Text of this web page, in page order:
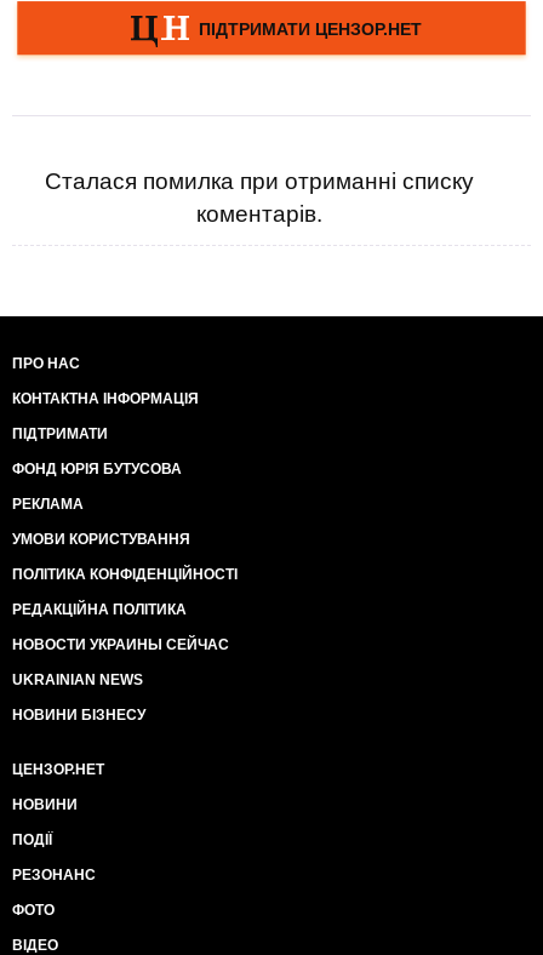
Сталася помилка при отриманні списку
коментарів.
ПРО НАС
КОНТАКТНА ІНФОРМАЦІЯ
ПІДТРИМАТИ
ФОНД ЮРІЯ БУТУСОВА
РЕКЛАМА
УМОВИ КОРИСТУВАННЯ
ПОЛІТИКА КОНФІДЕНЦІЙНОСТІ
РЕДАКЦІЙНА ПОЛІТИКА
НОВОСТИ УКРАИНЫ СЕЙЧАС
UKRAINIAN NEWS
НОВИНИ БІЗНЕСУ
ЦЕНЗОР.НЕТ
НОВИНИ
ПОДІЇ
РЕЗОНАНС
ФОТО
ВІДЕО